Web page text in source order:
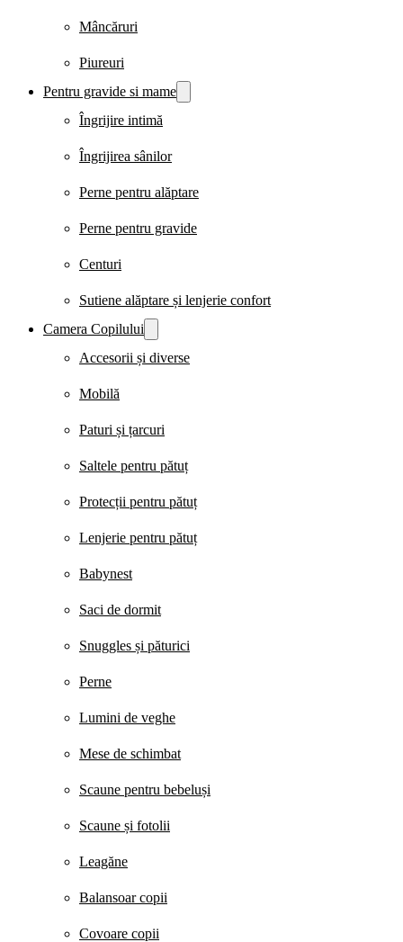
Mâncăruri
Piureuri
Pentru gravide si mame
Îngrijire intimă
Îngrijirea sânilor
Perne pentru alăptare
Perne pentru gravide
Centuri
Sutiene alăptare și lenjerie confort
Camera Copilului
Accesorii și diverse
Mobilă
Paturi și țarcuri
Saltele pentru pătuț
Protecții pentru pătuț
Lenjerie pentru pătuț
Babynest
Saci de dormit
Snuggles și păturici
Perne
Lumini de veghe
Mese de schimbat
Scaune pentru bebeluși
Scaune și fotolii
Leagăne
Balansoar copii
Covoare copii